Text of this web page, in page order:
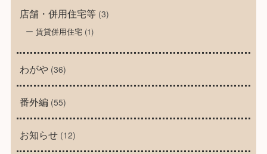
店舗・併用住宅等(3)
賃貸併用住宅(1)
わがや(36)
番外編 (55)
お知らせ(12)